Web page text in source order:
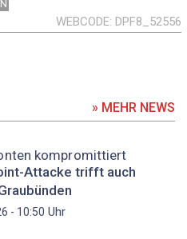
WEBCODE DPF8_52556
» MEHR NEWS
kompromittiert
Attacke trifft auch
- 10:50 Uhr